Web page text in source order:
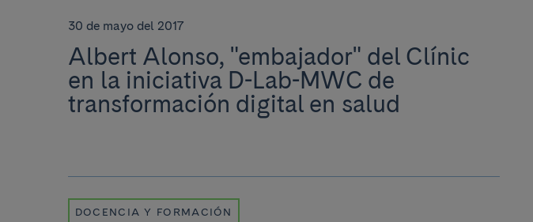
30 de mayo del 2017
Albert Alonso, "embajador" del Clínic
en la iniciativa D-Lab-MWC de
transformación digital en salud
DOCENCIA Y FORMACIÓN